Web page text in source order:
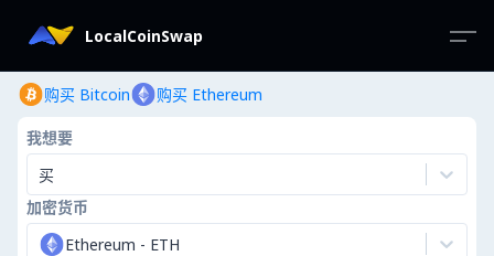
LocalCoinSwap
购买 Bitcoin 购买 Ethereum
我想要
买
加密货币
Ethereum - ETH